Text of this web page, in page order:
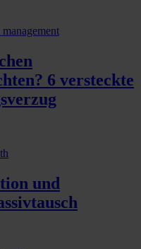
6 versteckte
und